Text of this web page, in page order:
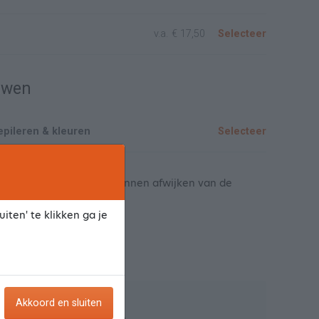
v.a. € 17,50 Selecteer
& kleuren Selecteer
prijzen, deze prijzen kunnen afwijken van de
te klikken ga je
Akkoord en sluiten